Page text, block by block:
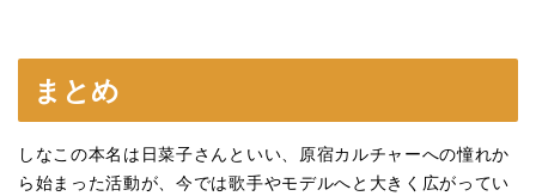
まとめ
しなこの本名は日菜子さんといい、原宿カルチャーへの憧れか
ら始まった活動が、今では歌手やモデルへと大きく広がってい